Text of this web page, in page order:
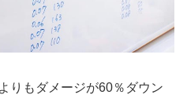
りもダメージが60％ダウン